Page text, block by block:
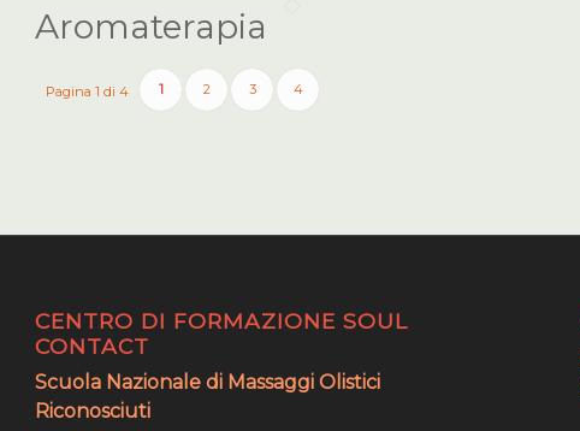
Aromaterapia
Pagina 1 di 4 1 2 3 4
CENTRO DI FORMAZIONE SOUL
CONTACT
Scuola Nazionale di Massaggi Olistici
Riconosciuti